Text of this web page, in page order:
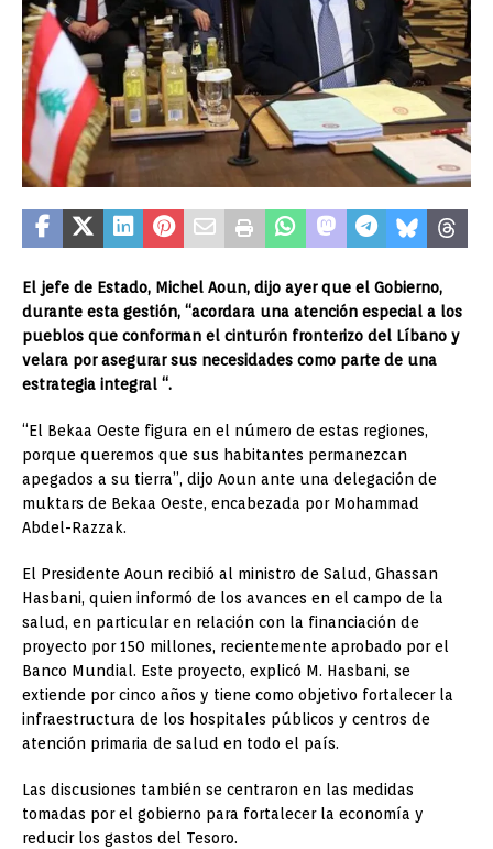
El jefe de Estado, Michel Aoun, dijo ayer que el Gobierno,
durante esta gestión, “acordara una atención especial a los
pueblos que conforman el cinturón fronterizo del Líbano y
velara por asegurar sus necesidades como parte de una
estrategia integral “.
“El Bekaa Oeste figura en el número de estas regiones,
porque queremos que sus habitantes permanezcan
apegados a su tierra”, dijo Aoun ante una delegación de
muktars de Bekaa Oeste, encabezada por Mohammad
Abdel-Razzak.
El Presidente Aoun recibió al ministro de Salud, Ghassan
Hasbani, quien informó de los avances en el campo de la
salud, en particular en relación con la financiación de
proyecto por 150 millones, recientemente aprobado por el
Banco Mundial. Este proyecto, explicó M. Hasbani, se
extiende por cinco años y tiene como objetivo fortalecer la
infraestructura de los hospitales públicos y centros de
atención primaria de salud en todo el país.
Las discusiones también se centraron en las medidas
tomadas por el gobierno para fortalecer la economía y
reducir los gastos del Tesoro.